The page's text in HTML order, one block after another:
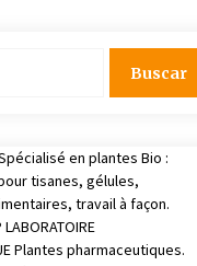
dientes sensibles colutorio
+ cymenol bexident isdin |
x2
atrás
fresh breath colutorio